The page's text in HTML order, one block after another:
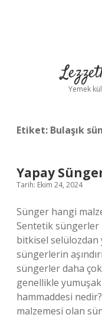
Yemek
Etiket: Bulaşık
Yapay
Tarih: Ekim 24, 2024
Sünger hangi
Sentetik
bitkisel selülozdan
süngerlerin
süngerler daha çok
genellikle
hammaddesi
malzemesi olan